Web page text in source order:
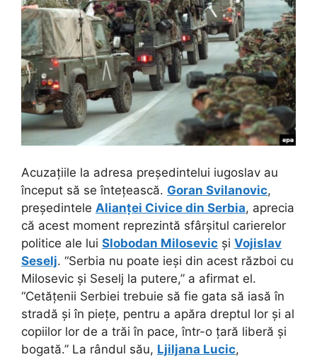
Acuzațiile la adresa președintelui iugoslav au
început să se întețească. Goran Svilanovic,
președintele Alianței Civice din Serbia, aprecia
că acest moment reprezintă sfârșitul carierelor
politice ale lui Slobodan Milosevic și Vojislav
Seselj. “Serbia nu poate ieși din acest război cu
Milosevic și Seselj la putere,” a afirmat el.
“Cetățenii Serbiei trebuie să fie gata să iasă în
stradă și în piețe, pentru a apăra dreptul lor și al
copiilor lor de a trăi în pace, într-o țară liberă și
bogată.” La rândul său, Ljiljana Lucic,